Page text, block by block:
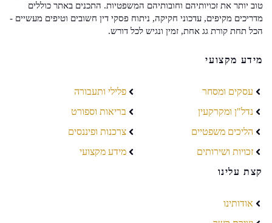
טוב יותר את זכויותיהם וחובותיהם המשפטיות. התכנים באתר כוללים
מדריכים מקיפים, עדכוני חקיקה, ניתוח פסקי דין חשובים וטיפים מעשיים -
הכל תחת קורת גג אחת, זמין ונגיש לכל דורש.
מידע מקצועי
עסקים ומסחר
נדל"ן ומקרקעין
הליכים משפטיים
זכויות ושירותים
פלילי ותעבורה
בריאות וספורט
צרכנות ופיננסים
מידע מקצועי
קצת עלינו
אודותינו